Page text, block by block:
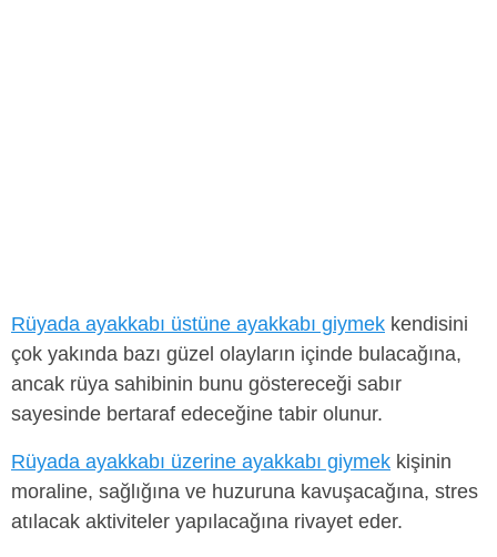
Rüyada ayakkabı üstüne ayakkabı giymek kendisini
çok yakında bazı güzel olayların içinde bulacağına,
ancak rüya sahibinin bunu göstereceği sabır
sayesinde bertaraf edeceğine tabir olunur.
Rüyada ayakkabı üzerine ayakkabı giymek kişinin
moraline, sağlığına ve huzuruna kavuşacağına, stres
atılacak aktiviteler yapılacağına rivayet eder.